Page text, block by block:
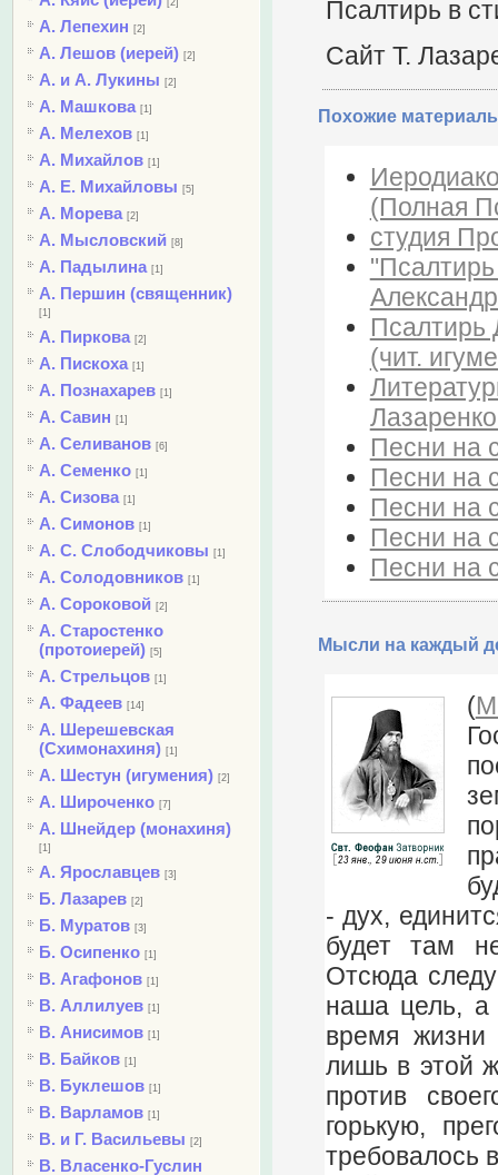
А. Лепехин [2]
А. Лешов (иерей) [2]
А. и А. Лукины [2]
А. Машкова [1]
А. Мелехов [1]
А. Михайлов [1]
А. Е. Михайловы [5]
А. Морева [2]
А. Мысловский [8]
А. Падылина [1]
А. Першин (священник)
[1]
А. Пиркова [2]
А. Пискоха [1]
А. Познахарев [1]
А. Савин [1]
А. Селиванов [6]
А. Семенко [1]
А. Сизова [1]
А. Симонов [1]
А. С. Слободчиковы [1]
А. Солодовников [1]
А. Сороковой [2]
А. Старостенко
(протоиерей) [5]
А. Стрельцов [1]
А. Фадеев [14]
А. Шерешевская
(Схимонахиня) [1]
А. Шестун (игумения) [2]
А. Широченко [7]
А. Шнейдер (монахиня)
[1]
А. Ярославцев [3]
Б. Лазарев [2]
Б. Муратов [3]
Б. Осипенко [1]
В. Агафонов [1]
В. Аллилуев [1]
В. Анисимов [1]
В. Байков [1]
В. Буклешов [1]
В. Варламов [1]
В. и Г. Васильевы [2]
В. Власенко-Гуслин
Псалтирь в
Сайт Т.
Похожие
(Полная
студия
Псалтирь
(чит.
Песни на
Песни на
Песни на
Песни на
Песни на
Мысли на каждый
(
- дух,
будет там
Отсюда
наша цель, а
время жизни
лишь в этой
против
горькую,
требовалось